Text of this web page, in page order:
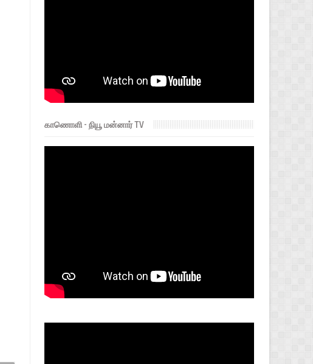
காணொளி - நியூ மன்னார் TV